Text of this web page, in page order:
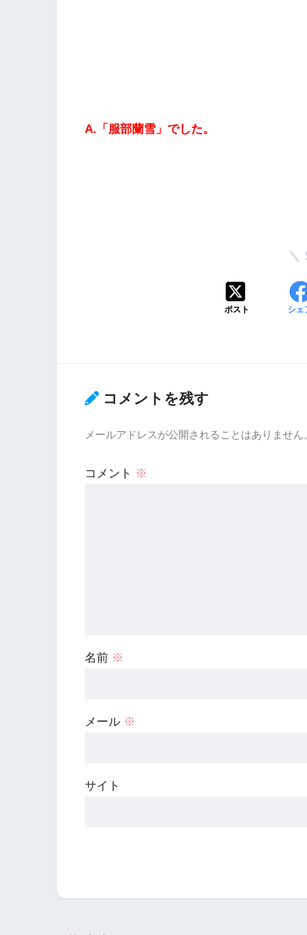
A.「服部蘭雪」でした。
ポスト シェ
コメントを残す
メールアドレスが公開されることはありません
コメント ※
名前 ※
メール ※
サイト